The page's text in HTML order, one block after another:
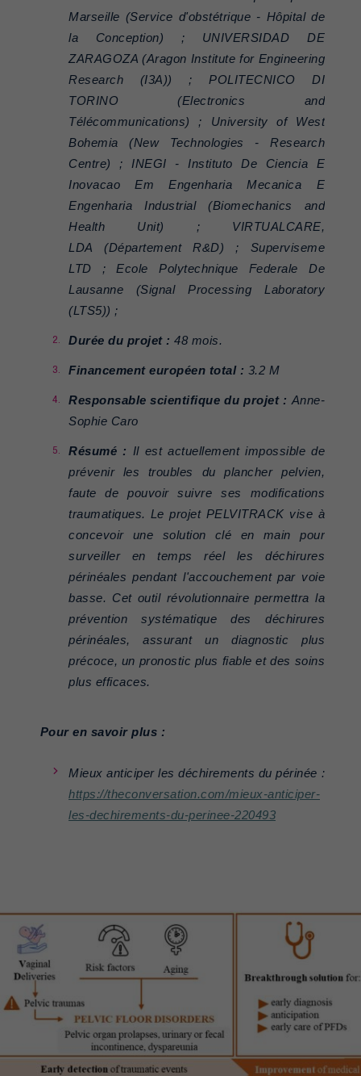
Marseille (Service d'obstétrique - Hôpital de
la Conception) ; UNIVERSIDAD DE
ZARAGOZA (Aragon Institute for Engineering
Research (I3A)) ; POLITECNICO DI
TORINO (Electronics and
Télécommunications) ; University of West
Bohemia (New Technologies - Research
Centre) ; INEGI - Instituto De Ciencia E
Inovacao Em Engenharia Mecanica E
Engenharia Industrial (Biomechanics and
Health Unit) ; VIRTUALCARE,
LDA (Département R&D) ; Superviseme
LTD ; Ecole Polytechnique Federale De
Lausanne (Signal Processing Laboratory
(LTS5)) ;
Durée du projet : 48 mois.
Financement européen total : 3.2 M
Responsable scientifique du projet :Anne-
Sophie Caro
Résumé : Il est actuellement impossible de
prévenir les troubles du plancher pelvien,
faute de pouvoir suivre ses modifications
traumatiques. Le projet PELVITRACK vise à
concevoir une solution clé en main pour
surveiller en temps réel les déchirures
périnéales pendant l'accouchement par voie
basse. Cet outil révolutionnaire permettra la
prévention systématique des déchirures
périnéales, assurant un diagnostic plus
précoce, un pronostic plus fiable et des soins
plus efficaces.
Pour en savoir plus :
Mieux anticiper les déchirements du périnée :
https://theconversation.com/mieux-anticiper-
les-dechirements-du-perinee-220493